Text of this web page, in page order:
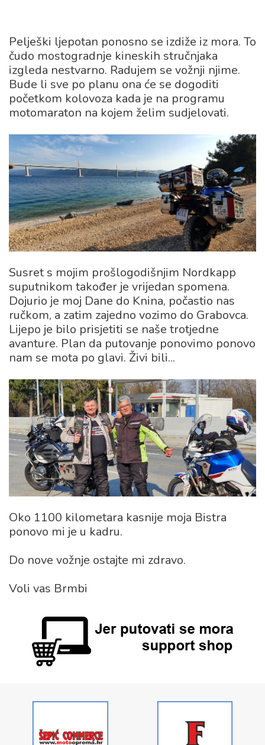
Pelješki ljepotan ponosno se izdiže iz mora. To
čudo mostogradnje kineskih stručnjaka
izgleda nestvarno. Radujem se vožnji njime.
Bude li sve po planu ona će se dogoditi
početkom kolovoza kada je na programu
motomaraton na kojem želim sudjelovati.
Susret s mojim prošlogodišnjim Nordkapp
suputnikom također je vrijedan spomena.
Dojurio je moj Dane do Knina, počastio nas
ručkom, a zatim zajedno vozimo do Grabovca.
Lijepo je bilo prisjetiti se naše trotjedne
avanture. Plan da putovanje ponovimo ponovo
nam se mota po glavi. Živi bili...
Oko 1100 kilometara kasnije moja Bistra
ponovo mi je u kadru.
Do nove vožnje ostajte mi zdravo.
Voli vas Brmbi